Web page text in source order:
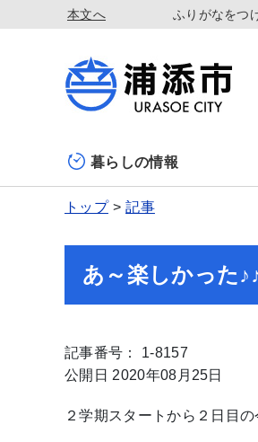
本文へ ふりがなをつ
暮らしの情報
トップ 記事
あ～楽しかった
記事番号： 1-8157
公開日 2020年08月25日
２学期スタートから２日目